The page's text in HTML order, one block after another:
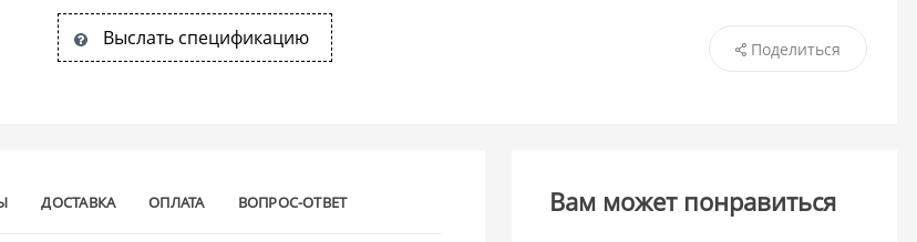
Выслать спецификацию Поделиться
ДОСТАВКА ОПЛАТА ВОПРОС-ОТВЕТ Вам может понравиться